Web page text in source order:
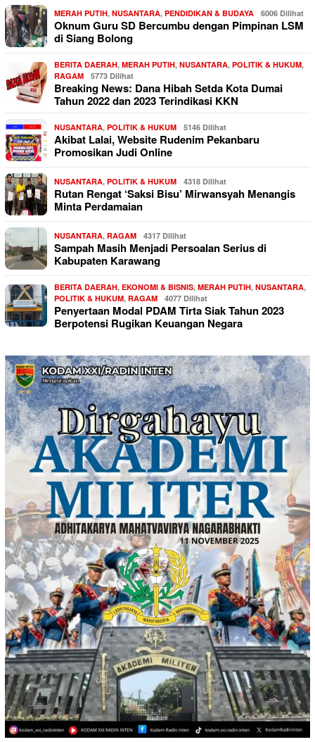
MERAH PUTIH, NUSANTARA, PENDIDIKAN & BUDAYA 6006 Dilihat
Oknum Guru SD Bercumbu dengan Pimpinan LSM
di Siang Bolong
BERITA DAERAH, MERAH PUTIH, NUSANTARA, POLITIK & HUKUM,
RAGAM
5773 Dilihat
Breaking News: Dana Hibah Setda Kota Dumai
Tahun 2022 dan 2023 Terindikasi KKN
NUSANTARA, POLITIK & HUKUM 5146 Dilihat
Akibat Lalai, Website Rudenim Pekanbaru
Promosikan Judi Online
NUSANTARA, POLITIK & HUKUM 4318 Dilihat
Rutan Rengat ‘Saksi Bisu’ Mirwansyah Menangis
Minta Perdamaian
NUSANTARA, RAGAM 4317 Dilihat
Sampah Masih Menjadi Persoalan Serius di
Kabupaten Karawang
BERITA DAERAH, EKONOMI & BISNIS, MERAH PUTIH, NUSANTARA,
POLITIK & HUKUM, RAGAM 4077 Dilihat
Penyertaan Modal PDAM Tirta Siak Tahun 2023
Berpotensi Rugikan Keuangan Negara